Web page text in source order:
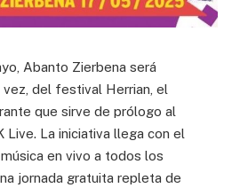
Abanto Zierbena será
del festival Herrian, el
que sirve de prólogo al
Live. La iniciativa llega con el
en vivo a todos los
jornada gratuita repleta de